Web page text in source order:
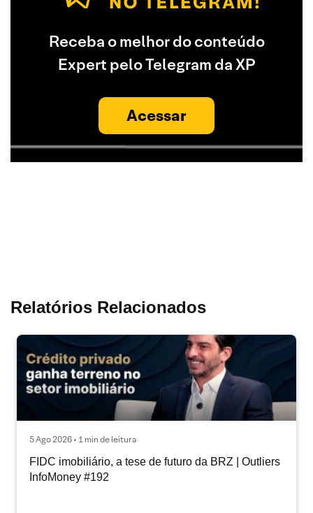
Receba o melhor do conteúdo
Expert pelo Telegram da XP
Acessar
Relatórios Relacionados
5 Ago 2026 • 1 min de leitura
FIDC imobiliário, a tese de futuro da BRZ | Outliers
InfoMoney #192